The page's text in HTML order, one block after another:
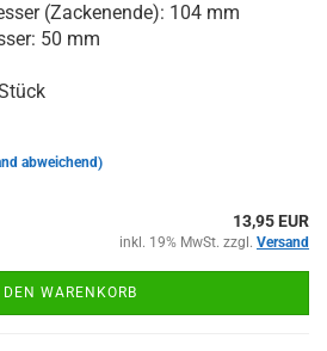
(Zackenende): 104 mm
50 mm
abweichend)
13,95 EUR
inkl. 19% MwSt. zzgl. Versand
DEN WARENKORB